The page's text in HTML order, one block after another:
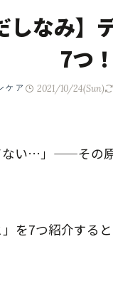
しなみ
7つ
ケア 2021/10/24(Sun)
ない…」——その
を7つ紹介する